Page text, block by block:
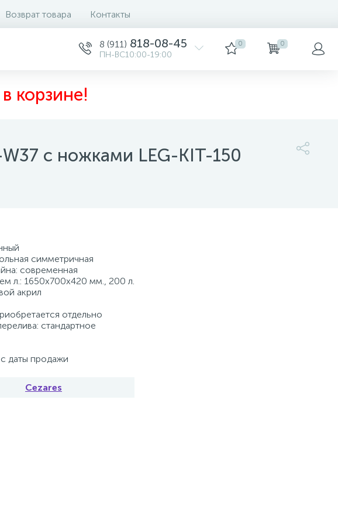
Возврат товара Контакты
8 (911) 818-08-45
ПН-ВС10:00-19:00
0 0
корзине!
с ножками LEG-KIT-150
симметричная
современная
л.: 1650x700x420 мм., 200 л.
акрил
отдельно
стандартное
с даты продажи
Cezares
38 300 руб.